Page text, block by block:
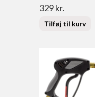
329kr.
Tilføj til kurv